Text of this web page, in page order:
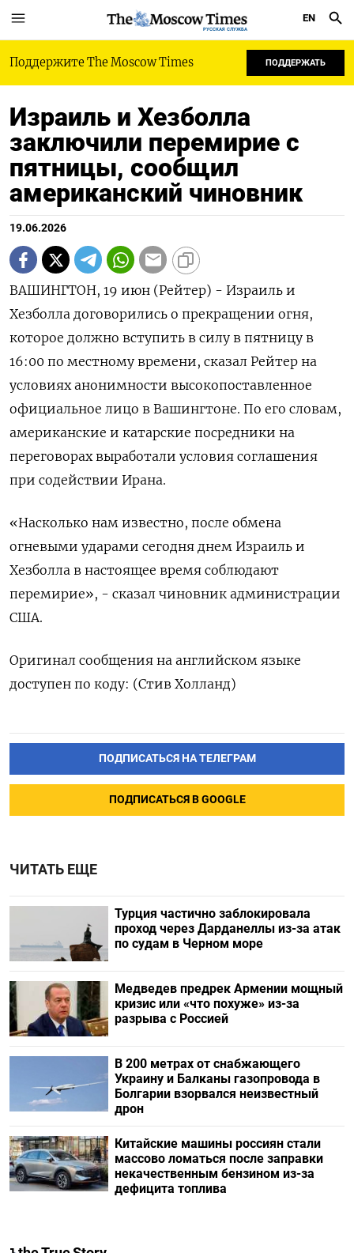
РУССКАЯ СЛУЖБА
EN
Поддержите The Moscow Times ПОДДЕРЖАТЬ
Израиль и Хезболла
заключили перемирие с
пятницы, сообщил
американский чиновник
19.06.2026
ВАШИНГТОН, 19 июн (Рейтер) - Израиль и
Хезболла договорились о ‌прекращении огня,
которое должно вступить ​в ​силу в ​пятницу в
16:00 ⁠по ‌местному времени, ‌сказал Рейтер на
условиях ​анонимности высокопоставленное
официальное ‌лицо в ​Вашингтоне. По его ‌словам,
американские и катарские посредники на
переговорах ​выработали условия ​соглашения
‌при содействии Ирана.
«Насколько ​нам известно, после обмена
огневыми ударами сегодня днем Израиль и
Хезболла в ​настоящее ⁠время соблюдают
перемирие», - сказал чиновник ‌администрации
США.
Оригинал сообщения ‌на английском языке ​
доступен по ‌коду: (Стив Холланд)
ПОДПИСАТЬСЯ НА ТЕЛЕГРАМ
ПОДПИСАТЬСЯ В GOOGLE
ЧИТАТЬ ЕЩЕ
Турция частично заблокировала
проход через Дарданеллы из-за атак
по судам в Черном море
Медведев предрек Армении мощный
кризис или «что похуже» из-за
разрыва с Россией
В 200 метрах от снабжающего
Украину и Балканы газопровода в
Болгарии взорвался неизвестный
дрон
Китайские машины россиян стали
массово ломаться после заправки
некачественным бензином из-за
дефицита топлива